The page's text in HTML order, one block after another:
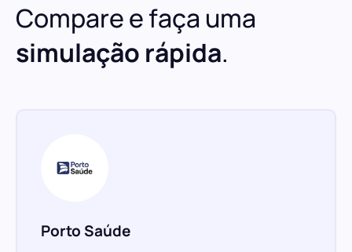
Compare e faça uma
simulação rápida.
Porto Saúde